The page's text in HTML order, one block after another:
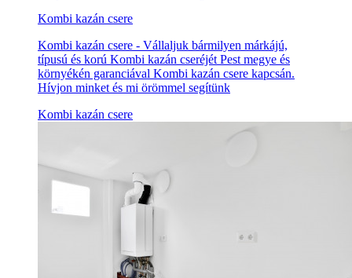
Kombi kazán csere
Kombi kazán csere - Vállaljuk bármilyen márkájú,
típusú és korú Kombi kazán cseréjét Pest megye és
környékén garanciával Kombi kazán csere kapcsán.
Hívjon minket és mi örömmel segítünk
Kombi kazán csere